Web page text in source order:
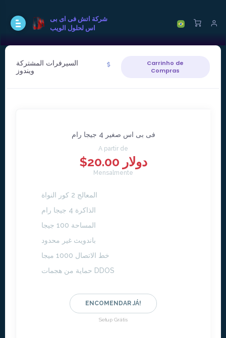
شركة اتش فى اى بى
اس لحلول الويب
السيرفرات المشتركة
ويندوز
Carrinho de
Compras
فى بى اس صغير 4 جيجا رام
A partir de
$20.00 دولار
Mensalmente
المعالج 2 كور النواة
الذاكرة 4 جيجا رام
المساحة 100 جيجا
باندويث غير محدود
خط الاتصال 1000 ميجا
حماية من هجمات DDOS
ENCOMENDAR JÁ!
Setup Grátis